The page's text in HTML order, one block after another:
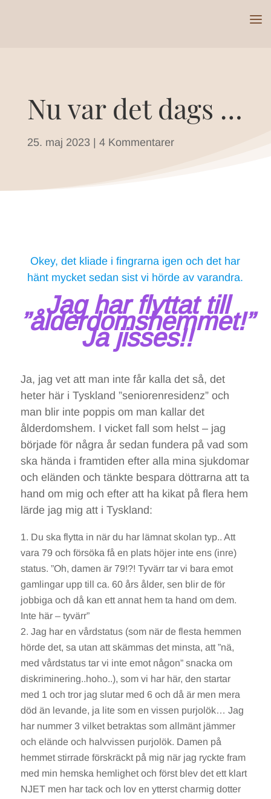
Nu var det dags …
25. maj 2023| 4 Kommentarer
Okey, det kliade i fingrarna igen och det har
hänt mycket sedan sist vi hörde av varandra.
Jag har flyttat till
”ålderdomshemmet!”
Ja jisses!!
Ja, jag vet att man inte får kalla det så, det
heter här i Tyskland ”seniorenresidenz” och
man blir inte poppis om man kallar det
ålderdomshem. I vicket fall som helst – jag
började för några år sedan fundera på vad som
ska hända i framtiden efter alla mina sjukdomar
och eländen och tänkte bespara döttrarna att ta
hand om mig och efter att ha kikat på flera hem
lärde jag mig att i Tyskland:
Du ska flytta in när du har lämnat skolan typ.. Att
vara 79 och försöka få en plats höjer inte ens (inre)
status. ”Oh, damen är 79!?! Tyvärr tar vi bara emot
gamlingar upp till ca. 60 års ålder, sen blir de för
jobbiga och då kan ett annat hem ta hand om dem.
Inte här – tyvärr”
Jag har en vårdstatus (som när de flesta hemmen
hörde det, sa utan att skämmas det minsta, att ”nä,
med vårdstatus tar vi inte emot någon” snacka om
diskriminering..hoho..), som vi har här, den startar
med 1 och tror jag slutar med 6 och då är men mera
död än levande, ja lite som en vissen purjolök… Jag
har nummer 3 vilket betraktas som allmänt jämmer
och elände och halvvissen purjolök. Damen på
hemmet stirrade förskräckt på mig när jag ryckte fram
med min hemska hemlighet och först blev det ett klart
NJET men har tack och lov en ytterst charmig dotter